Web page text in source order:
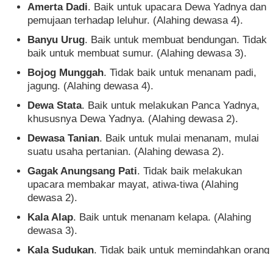
Amerta Dadi. Baik untuk upacara Dewa Yadnya dan
pemujaan terhadap leluhur. (Alahing dewasa 4).
Banyu Urug. Baik untuk membuat bendungan. Tidak
baik untuk membuat sumur. (Alahing dewasa 3).
Bojog Munggah. Tidak baik untuk menanam padi,
jagung. (Alahing dewasa 4).
Dewa Stata. Baik untuk melakukan Panca Yadnya,
khususnya Dewa Yadnya. (Alahing dewasa 2).
Dewasa Tanian. Baik untuk mulai menanam, mulai
suatu usaha pertanian. (Alahing dewasa 2).
Gagak Anungsang Pati. Tidak baik melakukan
upacara membakar mayat, atiwa-tiwa (Alahing
dewasa 2).
Kala Alap. Baik untuk menanam kelapa. (Alahing
dewasa 3).
Kala Sudukan. Tidak baik untuk memindahkan orang